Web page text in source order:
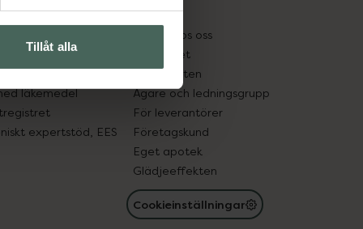
Tillåt alla
in gammal medicin
läkemedel
expertstöd, EES
Pressrum
Jobba hos oss
Hållbarhet
Samarbeten
Ägare och ledningsgrupp
För leverantörer
Företagskund
Eget apotek
Glädjeeffekten
Cookieinställningar